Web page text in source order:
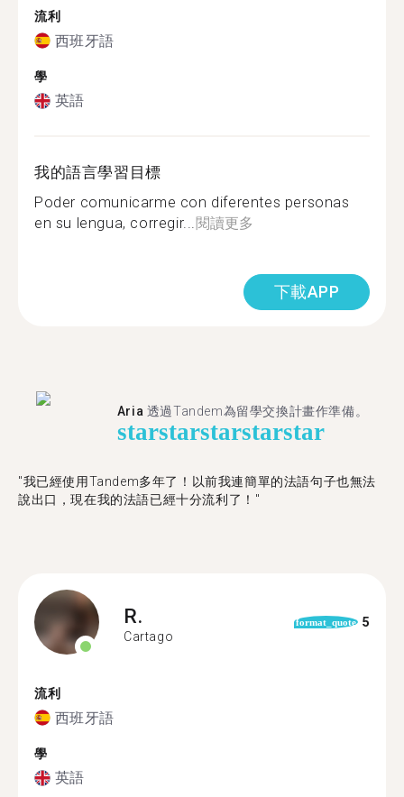
流利
西班牙語
學
英語
我的語言學習目標
Poder comunicarme con diferentes personas
en su lengua, corregir...閱讀更多
下載APP
Aria 透過Tandem為留學交換計畫作準備。
starstarstarstarstar
"我已經使用Tandem多年了！以前我連簡單的法語句子也無法
說出口，現在我的法語已經十分流利了！"
R.
Cartago
format_quote 5
流利
西班牙語
學
英語